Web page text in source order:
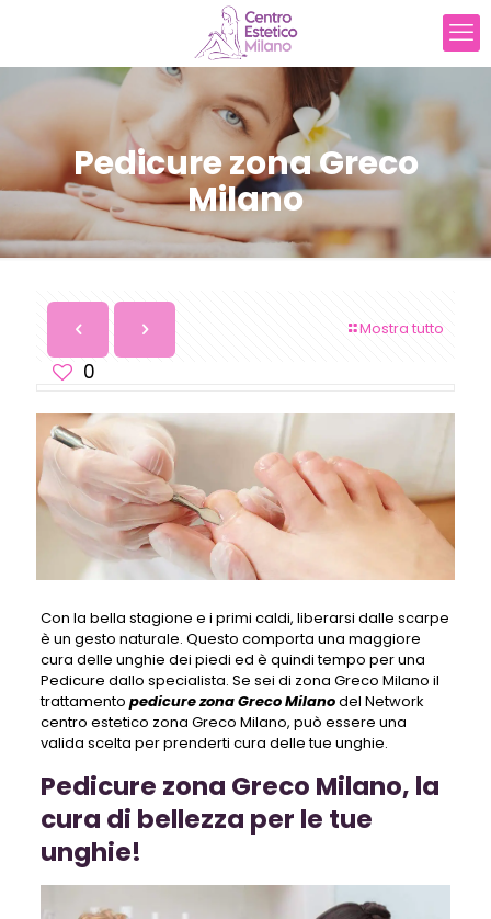
Pedicure zona Greco
Milano
Mostra tutto
0
Con la bella stagione e i primi caldi, liberarsi dalle scarpe
è un gesto naturale. Questo comporta una maggiore
cura delle unghie dei piedi ed è quindi tempo per una
Pedicure dallo specialista. Se sei di zona Greco Milano il
trattamento pedicure zona Greco Milanodel Network
centro estetico zona Greco Milano, può essere una
valida scelta per prenderti cura delle tue unghie.
Pedicure zona Greco Milano, la
cura di bellezza per le tue
unghie!